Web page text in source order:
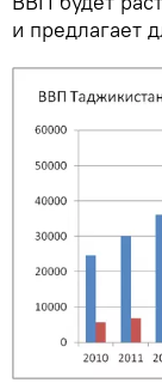
и предлагает